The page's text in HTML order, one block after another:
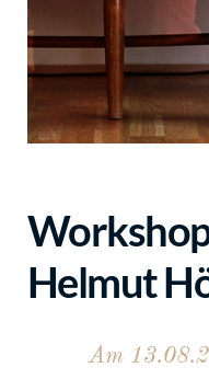
Helmut
Am